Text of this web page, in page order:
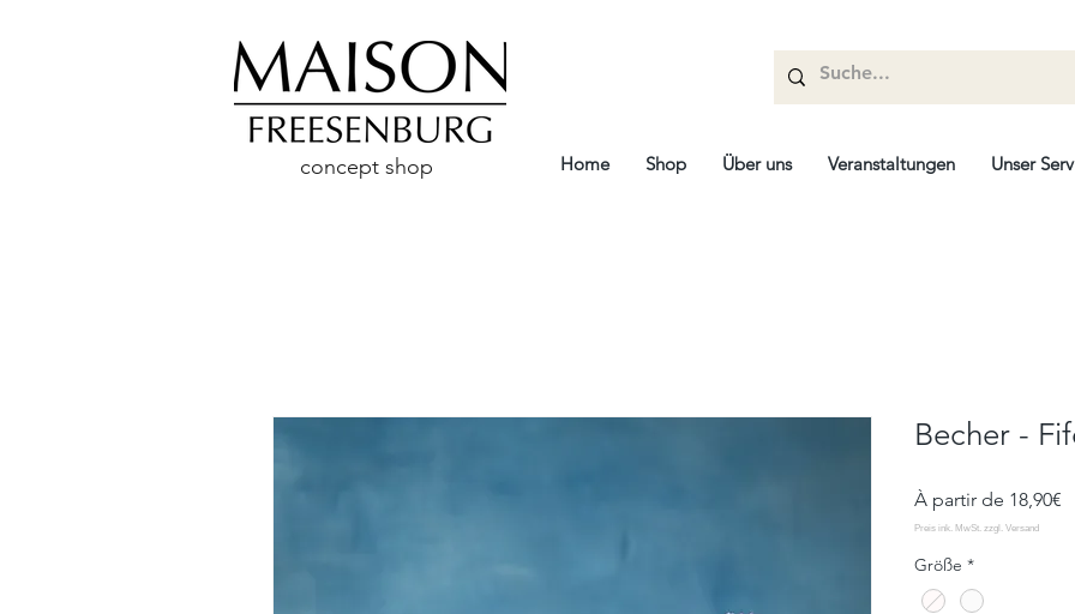
concept shop Home Shop Über uns Veranstaltungen Unser
Becher -
À partir de 18,90€
Größe *